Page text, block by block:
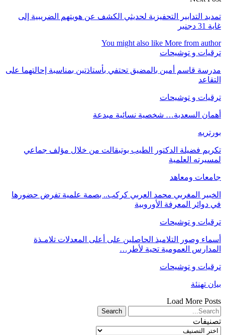
تمديد التدابير التحفيزية لحديثي الكشف عن هويتهم الضريبية إلى
غاية 31 دجنبر
You might also like More from author
ترقيات و توشيحات
مدرسة قاسم أمين بالمضيق تحتفي بأستاذتين بمناسبة إحالتهما على
التقاعد
ترقيات و توشيحات
أهمان السعدية… شخصية نسائية مبدعة
بورتريه
تكريم فضيلة الدكتور الطيب بوتبقالت من خلال مؤلف جماعي
لمسيرته العلمية
جامعات ومعاهد
الخبير المغربي محمد العربي كركب.. بصمة علمية تفرض حضورها
في دوائر المعرفة الأوروبية
ترقيات و توشيحات
أسماء وصور التلاميذ الحاصلين على أعلى المعدلات تلامـذة
المدارس العمومية تحية لأطر…
ترقيات و توشيحات
بيان تهنئة
Load More Posts
تصنيفات
تصنيفات